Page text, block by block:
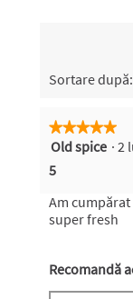
Sortare după:
★★★★★
★★★★★
5
5
stele.
Old spice · 2
5
Am cumpărat
super fresh
Recomandă